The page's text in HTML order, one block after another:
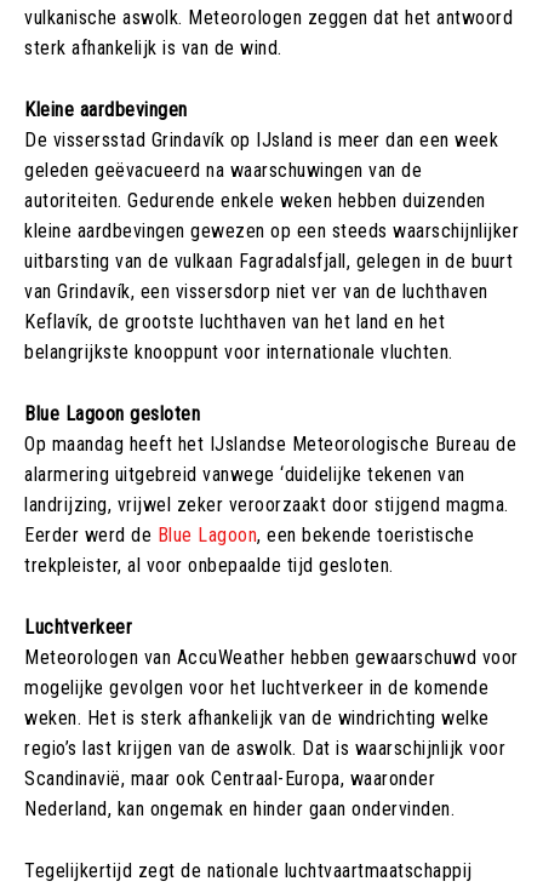
vulkanische aswolk. Meteorologen zeggen dat het antwoord
sterk afhankelijk is van de wind.
Kleine aardbevingen
De vissersstad Grindavík op IJsland is meer dan een week
geleden geëvacueerd na waarschuwingen van de
autoriteiten. Gedurende enkele weken hebben duizenden
kleine aardbevingen gewezen op een steeds waarschijnlijker
uitbarsting van de vulkaan Fagradalsfjall, gelegen in de buurt
van Grindavík, een vissersdorp niet ver van de luchthaven
Keflavík, de grootste luchthaven van het land en het
belangrijkste knooppunt voor internationale vluchten.
Blue Lagoon gesloten
Op maandag heeft het IJslandse Meteorologische Bureau de
alarmering uitgebreid vanwege ‘duidelijke tekenen van
landrijzing, vrijwel zeker veroorzaakt door stijgend magma.
Eerder werd de Blue Lagoon, een bekende toeristische
trekpleister, al voor onbepaalde tijd gesloten.
Luchtverkeer
Meteorologen van AccuWeather hebben gewaarschuwd voor
mogelijke gevolgen voor het luchtverkeer in de komende
weken. Het is sterk afhankelijk van de windrichting welke
regio’s last krijgen van de aswolk. Dat is waarschijnlijk voor
Scandinavië, maar ook Centraal-Europa, waaronder
Nederland, kan ongemak en hinder gaan ondervinden.
Tegelijkertijd zegt de nationale luchtvaartmaatschappij